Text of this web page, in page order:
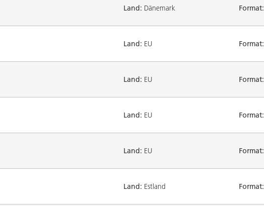
Land: Dänemark Format:
Land: EU Format:
Land: EU Format:
Land: EU Format:
Land: EU Format:
Land: Estland Format: